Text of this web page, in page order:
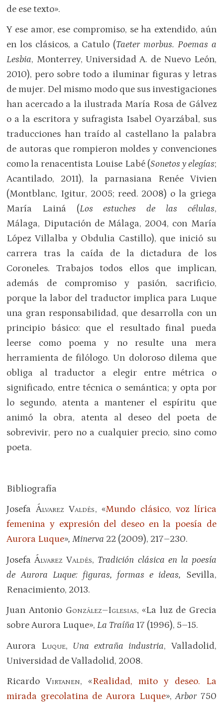
de ese texto».
Y ese amor, ese compromiso, se ha extendido, aún
en los clásicos, a Catulo (Taeter morbus. Poemas a
Lesbia, Monterrey, Universidad A. de Nuevo León,
2010), pero sobre todo a iluminar figuras y letras
de mujer. Del mismo modo que sus investigaciones
han acercado a la ilustrada María Rosa de Gálvez
o a la escritora y sufragista Isabel Oyarzábal, sus
traducciones han traído al castellano la palabra
de autoras que rompieron moldes y convenciones
como la renacentista Louise Labé (Sonetos y elegías;
Acantilado, 2011), la parnasiana Renée Vivien
(Montblanc, Igitur, 2005; reed. 2008) o la griega
María Lainá (Los estuches de las células,
Málaga, Diputación de Málaga, 2004, con María
López Villalba y Obdulia Castillo), que inició su
carrera tras la caída de la dictadura de los
Coroneles. Trabajos todos ellos que implican,
además de compromiso y pasión, sacrificio,
porque la labor del traductor implica para Luque
una gran responsabilidad, que desarrolla con un
principio básico: que el resultado final pueda
leerse como poema y no resulte una mera
herramienta de filólogo. Un doloroso dilema que
obliga al traductor a elegir entre métrica o
significado, entre técnica o semántica; y opta por
lo segundo, atenta a mantener el espíritu que
animó la obra, atenta al deseo del poeta de
sobrevivir, pero no a cualquier precio, sino como
poeta.
Bibliografía
Josefa Álvarez Valdés, «Mundo clásico, voz lírica
femenina y expresión del deseo en la poesía de
Aurora Luque», Minerva 22 (2009), 217–230.
JosefaÁlvarez Valdés, Tradición clásica en la poesía
de Aurora Luque: figuras, formas e ideas, Sevilla,
Renacimiento, 2013.
Juan Antonio González–Iglesias, «La luz de Grecia
sobre Aurora Luque»,La Traíña 17 (1996), 5–15.
Aurora Luque, Una extraña industria, Valladolid,
Universidad de Valladolid, 2008.
RicardoVirtanen, «Realidad, mito y deseo. La
mirada grecolatina de Aurora Luque»,Arbor 750